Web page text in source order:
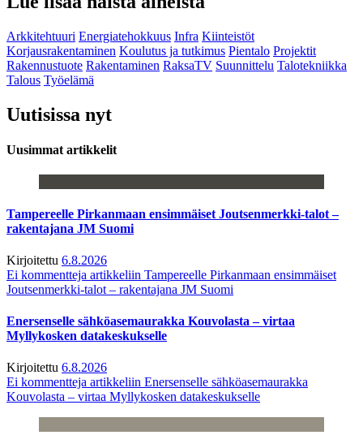
Arkkitehtuuri Energiatehokkuus Infra Kiinteistöt
Korjausrakentaminen Koulutus ja tutkimus Pientalo Projektit
Rakennustuote Rakentaminen RaksaTV Suunnittelu Talotekniikka
Talous Työelämä
Uutisissa nyt
Uusimmat artikkelit
Tampereelle Pirkanmaan ensimmäiset Joutsenmerkki-talot –
rakentajana JM Suomi
Kirjoitettu 6.8.2026
Ei kommentteja artikkeliin Tampereelle Pirkanmaan ensimmäiset
Joutsenmerkki-talot – rakentajana JM Suomi
Enersenselle sähköasemaurakka Kouvolasta – virtaa
Myllykosken datakeskukselle
Kirjoitettu 6.8.2026
Ei kommentteja artikkeliin Enersenselle sähköasemaurakka
Kouvolasta – virtaa Myllykosken datakeskukselle